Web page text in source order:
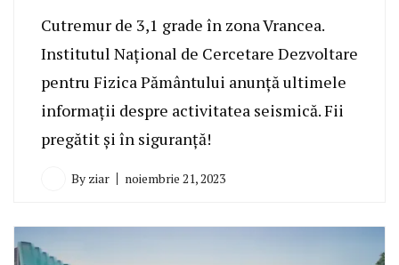
Cutremur de 3,1 grade în zona Vrancea.
Institutul Naţional de Cercetare Dezvoltare
pentru Fizica Pământului anunță ultimele
informații despre activitatea seismică. Fii
pregătit și în siguranță!
By ziar noiembrie 21, 2023